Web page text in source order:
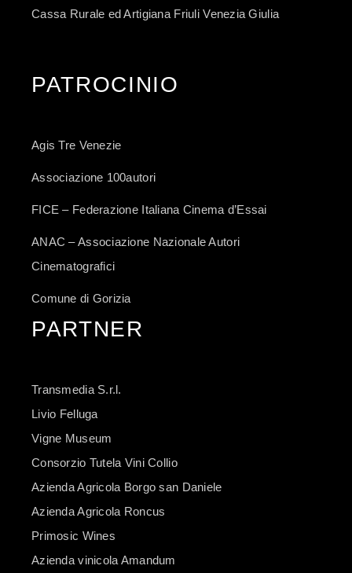
Cassa Rurale ed Artigiana Friuli Venezia Giulia
PATROCINIO
Agis Tre Venezie
Associazione 100autori
FICE – Federazione Italiana Cinema d’Essai
ANAC – Associazione Nazionale Autori
Cinematografici
Comune di Gorizia
PARTNER
Transmedia S.r.l.
Livio Felluga
Vigne Museum
Consorzio Tutela Vini Collio
Azienda Agricola Borgo san Daniele
Azienda Agricola Roncus
Primosic Wines
Azienda vinicola Amandum